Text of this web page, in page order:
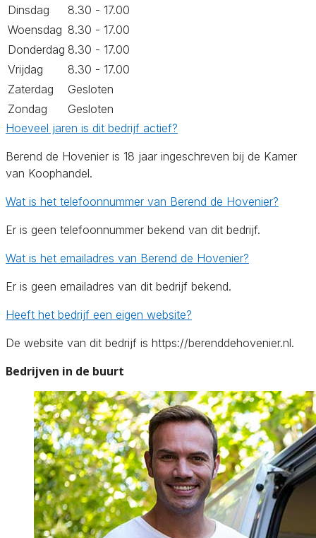
Dinsdag
8.30 - 17.00
Woensdag 8.30 - 17.00
Donderdag 8.30 - 17.00
Vrijdag
8.30 - 17.00
Zaterdag
Gesloten
Zondag
Gesloten
Hoeveel jaren is dit bedrijf actief?
Berend de Hovenier is 18 jaar ingeschreven bij de Kamer
van Koophandel.
Wat is het telefoonnummer van Berend de Hovenier?
Er is geen telefoonnummer bekend van dit bedrijf.
Wat is het emailadres van Berend de Hovenier?
Er is geen emailadres van dit bedrijf bekend.
Heeft het bedrijf een eigen website?
De website van dit bedrijf is https://berenddehovenier.nl.
Bedrijven in de buurt